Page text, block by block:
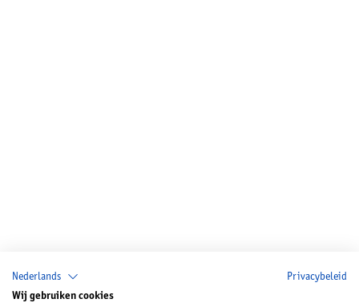
Nederlands Privacybeleid
Wij gebruiken cookies